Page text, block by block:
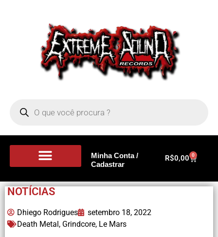
Minha Conta /
Cadastrar
R$0,00 0
NOTÍCIAS
Dhiego Rodrigues
setembro 18, 2022
Death Metal, Grindcore, Le Mars